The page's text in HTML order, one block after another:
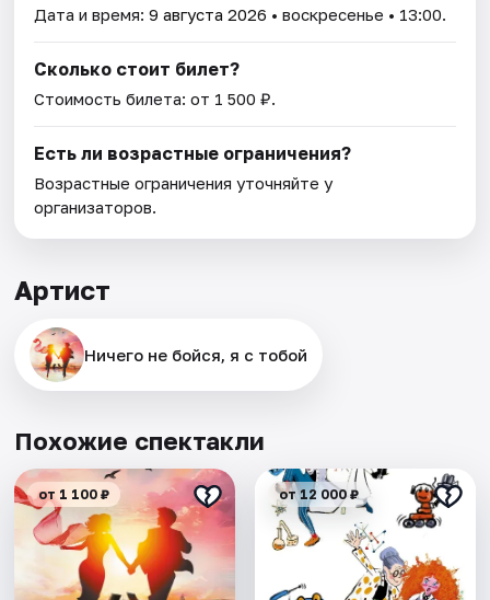
Дата и время:9 августа 2026 • воскресенье • 13:00.
Сколько стоит билет?
Стоимость билета: от 1 500 ₽.
Есть ли возрастные ограничения?
Возрастные ограничения уточняйте у
организаторов.
Артист
Ничего не бойся, я с тобой
Похожие спектакли
от 1 100 ₽ от 12 000 ₽